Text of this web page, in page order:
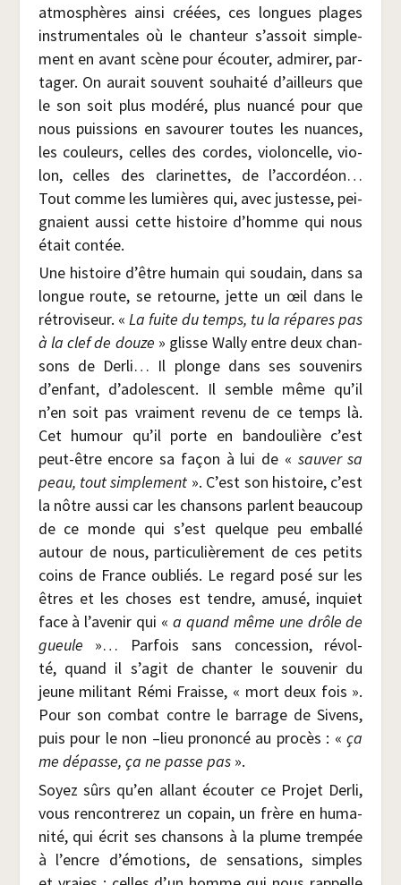
atmo­sphères ain­si créées, ces longues plages
ins­tru­men­tales où le chan­teur s’assoit sim­ple­
ment en avant scène pour écou­ter, admi­rer, par­
ta­ger. On aurait sou­vent sou­hai­té d’ailleurs que
le son soit plus modé­ré, plus nuan­cé pour que
nous puis­sions en savou­rer toutes les nuances,
les cou­leurs, celles des cordes, vio­lon­celle, vio­
lon, celles des cla­ri­nettes, de l’accordéon…
Tout comme les lumières qui, avec jus­tesse, pei­
gnaient aus­si cette his­toire d’homme qui nous
était contée.
Une his­toire d’être humain qui sou­dain, dans sa
longue route, se retourne, jette un œil dans le
rétro­vi­seur. « La fuite du temps, tu la répares pas
à la clef de douze » glisse Wal­ly entre deux chan­
sons de Der­li… Il plonge dans ses sou­ve­nirs
d’enfant, d’adolescent. Il semble même qu’il
n’en soit pas vrai­ment reve­nu de ce temps là.
Cet humour qu’il porte en ban­dou­lière c’est
peut-être encore sa façon à lui de « sau­ver sa
peau, tout sim­ple­ment ». C’est son his­toire, c’est
la nôtre aus­si car les chan­sons parlent beau­coup
de ce monde qui s’est quelque peu embal­lé
autour de nous, par­ti­cu­liè­re­ment de ces petits
coins de France oubliés. Le regard posé sur les
êtres et les choses est tendre, amu­sé, inquiet
face à l’avenir qui « a quand même une drôle de
gueule »… Par­fois sans conces­sion, révol­
té, quand il s’agit de chan­ter le sou­ve­nir du
jeune mili­tant Rémi Fraisse, « mort deux fois ».
Pour son com­bat contre le bar­rage de Sivens,
puis pour le non –lieu pro­non­cé au pro­cès : «ça
me dépasse, ça ne passe pas».
Soyez sûrs qu’en allant écou­ter ce Pro­jet Der­li,
vous ren­con­tre­rez un copain, un frère en huma­
ni­té, qui écrit ses chan­sons à la plume trem­pée
à l’encre d’émotions, de sen­sa­tions, simples